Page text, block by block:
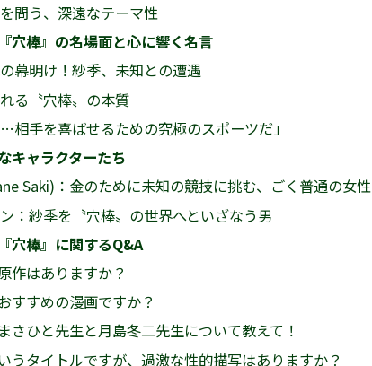
問う、深遠なテーマ性
穴棒』の名場面と心に響く名言
幕明け！紗季、未知との遭遇
る〝穴棒〟の本質
相手を喜ばせるための究極のスポーツだ」
キャラクターたち
Saki)：金のために未知の競技に挑む、ごく普通の女性
：紗季を〝穴棒〟の世界へといざなう男
穴棒』に関するQ&A
作はありますか？
すすめの漫画ですか？
さひと先生と月島冬二先生について教えて！
うタイトルですが、過激な性的描写はありますか？